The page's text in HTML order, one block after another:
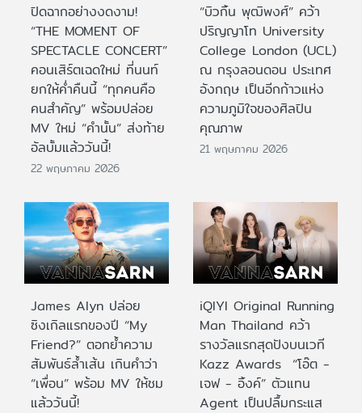
ปิดฉากอย่างงดงาม!
“THE MOMENT OF
SPECTACLE CONCERT”
คอนเสิร์ตเฉดใหม่ ที่นนท์
ยกให้ค่ำคืนนี้ “ทุกคนคือ
คนสำคัญ” พร้อมปล่อย
MV ใหม่ “คำนั้น” ส่งท้าย
อัลบั้มแล้ววันนี้!
22 พฤษภาคม 2026
“บิวกิ้น พุฒิพงศ์” คว้า
ปริญญาโท University
College London (UCL)
ณ กรุงลอนดอน ประเทศ
อังกฤษ เป็นอีกก้าวแห่ง
ความภูมิใจของศิลปิน
คุณภาพ
21 พฤษภาคม 2026
James Alyn ปล่อย
ซิงเกิลแรกของปี “My
Friend?” ตอกย้ำความ
สัมพันธ์ล้ำเส้น เกินคำว่า
“เพื่อน” พร้อม MV ให้ชม
แล้ววันนี้!
iQIYI Original Running
Man Thailand คว้า
รางวัลแรกสุดปังบนเวที
Kazz Awards “โอ๊ต -
เจฟ - อิ้งค์” ตัวแทน
Agent เป็นปลื้มกระแส